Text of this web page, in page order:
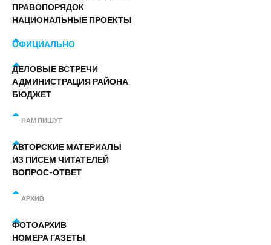
ПРАВОПОРЯДОК
НАЦИОНАЛЬНЫЕ ПРОЕКТЫ
ОФИЦИАЛЬНО
ДЕЛОВЫЕ ВСТРЕЧИ
АДМИНИСТРАЦИЯ РАЙОНА
БЮДЖЕТ
НАМ ПИШУТ
АВТОРСКИЕ МАТЕРИАЛЫ
ИЗ ПИСЕМ ЧИТАТЕЛЕЙ
ВОПРОС-ОТВЕТ
АРХИВ
ФОТОАРХИВ
НОМЕРА ГАЗЕТЫ